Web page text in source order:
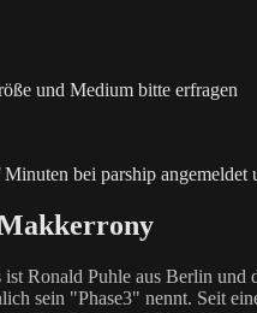
und Medium bitte erfragen
bei parship
Ronald Puhle aus Berlin und
sein "Phase3" nennt. Seit